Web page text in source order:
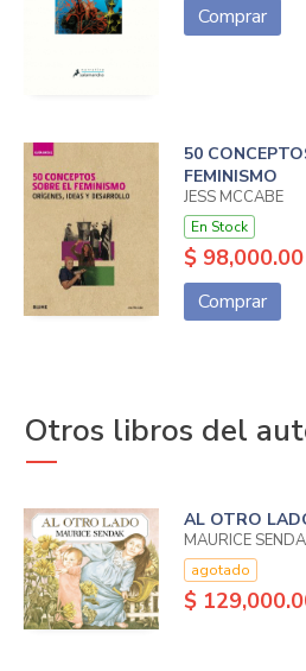
Comprar
50
FEMINISMO
JESS MCCABE
En Stock
$ 98,000.00
Comprar
Otros libros del
AL OTRO
MAURICE
agotado
$